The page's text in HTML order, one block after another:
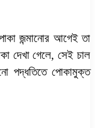
জন্মানোর আগেই তা
দেখা গেলে, সেই চাল
পদ্ধতিতে পোকামুক্ত